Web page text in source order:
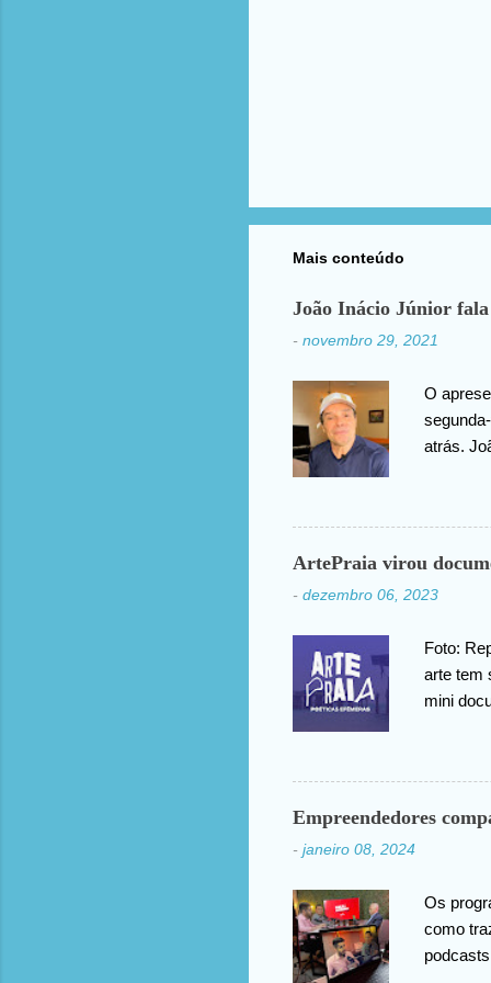
Mais conteúdo
João Inácio Júnior fala
- novembro 29, 2021
O
atrás.
ArtePraia virou
- dezembro 06, 2023
Foto:
arte tem
mini
público
novas
nossas
Empreendedores
- janeiro 08, 2024
Os
como